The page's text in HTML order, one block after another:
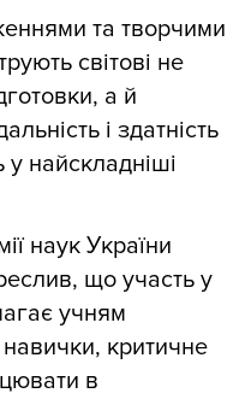
та творчими
світові не
а й
і здатність
у найскладніші
наук України
що участь у
учням
навички, критичне
в